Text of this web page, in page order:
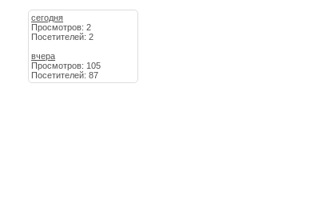
сегодня
Просмотров: 2
Посетителей: 2
вчера
Просмотров: 105
Посетителей: 87